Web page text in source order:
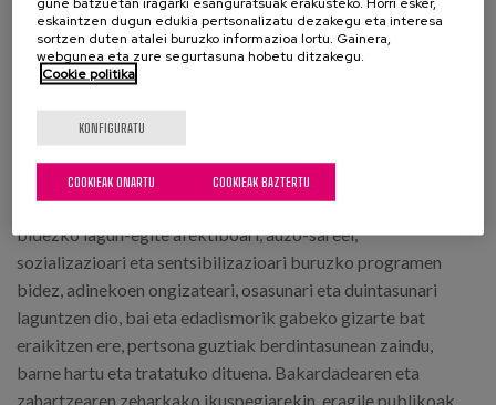
Nor gara?
mailakoa, eta 2003az geroztik adineko
pertsonek beren etxeetan eta egoitzetan duten bakardadea
prebenitzen eta lantzen du. Aurrez aurreko eta telefono
bidezko lagun-egite afektiboari, auzo-sareei,
sozializazioari eta sentsibilizazioari buruzko programen
bidez, adinekoen ongizateari, osasunari eta duintasunari
laguntzen dio, bai eta edadismorik gabeko gizarte bat
eraikitzen ere, pertsona guztiak berdintasunean zaindu,
barne hartu eta tratatuko dituena. Bakardadearen eta
zahartzearen zeharkako ikuspegiarekin, eragile publikoak,
eskaintzen dugun edukia pertsonalizatu dezakegu eta interesa
sortzen duten atalei buruzko informazioa lortu. Gainera,
webgunea eta zure segurtasuna hobetu ditzakegu.
Cookie politika
KONFIGURATU
COOKIEAK BAZTERTU
COOKIEAK ONARTU